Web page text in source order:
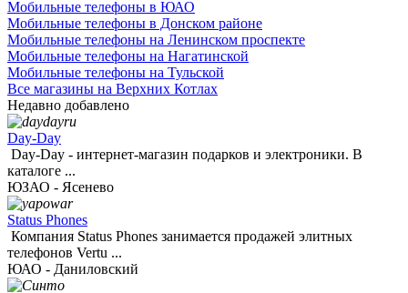
Мобильные телефоны в ЮАО
Мобильные телефоны в Донском районе
Мобильные телефоны на Ленинском проспекте
Мобильные телефоны на Нагатинской
Мобильные телефоны на Тульской
Все магазины на Верхних Котлах
Недавно добавлено
Day-Day
Day-Day - интернет-магазин подарков и электроники. В
каталоге ...
ЮЗАО - Ясенево
Status Phones
Компания Status Phones занимается продажей элитных
телефонов Vertu ...
ЮАО - Даниловский